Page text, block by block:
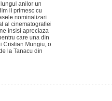
anilor un
ii primesc cu
nominalizari
al cinematografiei
insisi apreciaza
care una din
Cristian Mungiu, o
la Tanacu din